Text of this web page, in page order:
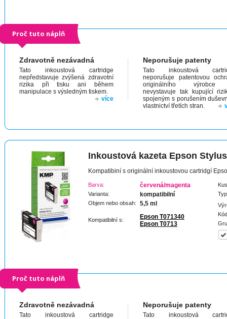
Proč tuto náplň
Zdravotně nezávadná
Tato inkoustová cartridge
nepředstavuje zvýšená zdravotní
rizika při tisku ani během
manipulace s výsledným tiskem.
více
Neporušuje patenty
Tato inkoustová
neporušuje patentovou
originálního
nevystavuje tak kupující
spojeným s porušením
vlastnictví třetích stran.
Inkoustová kazeta Epson
Kompatibiní s originální inkoustovou cartridgí
Barva: červená/magenta
Varianta: kompatibilní
Objem nebo obsah: 5,5 ml
Kompatibilní s:
Epson T071340
Epson T0713
Proč tuto náplň
Zdravotně nezávadná
Tato inkoustová cartridge
Neporušuje patenty
Tato inkoustová